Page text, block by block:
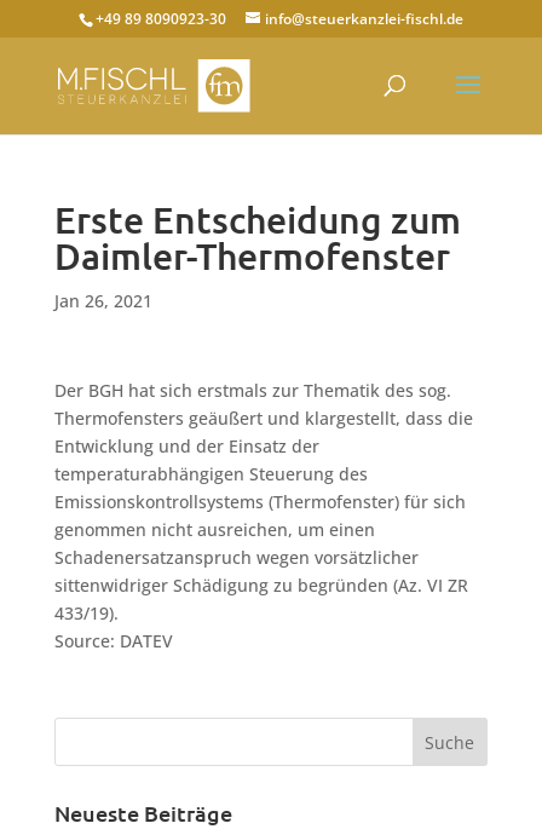
+49 89 8090923-30 info@steuerkanzlei-fischl.de
Erste Entscheidung zum
Daimler-Thermofenster
Jan 26, 2021
Der BGH hat sich erstmals zur Thematik des sog.
Thermofensters geäußert und klargestellt, dass die
Entwicklung und der Einsatz der
temperaturabhängigen Steuerung des
Emissionskontrollsystems (Thermofenster) für sich
genommen nicht ausreichen, um einen
Schadenersatzanspruch wegen vorsätzlicher
sittenwidriger Schädigung zu begründen (Az. VI ZR
433/19).
Source: DATEV
Neueste Beiträge